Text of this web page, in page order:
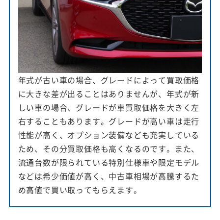
年式が古い車の場合、グレードによって買取価格
に大きな差が出ることはありませんが、年式が新
しい車の場合、グレードが車買取価格を大きく左
右することもあります。グレードが高い車は走行
性能が高く、オプション装備なども充実している
ため、その分買取価格も高くなるのです。また、
流通台数が限られている特別仕様車や限定モデル
などは希少価値が高く、中古車相場が高騰するた
め高値で買い取ってもらえます。